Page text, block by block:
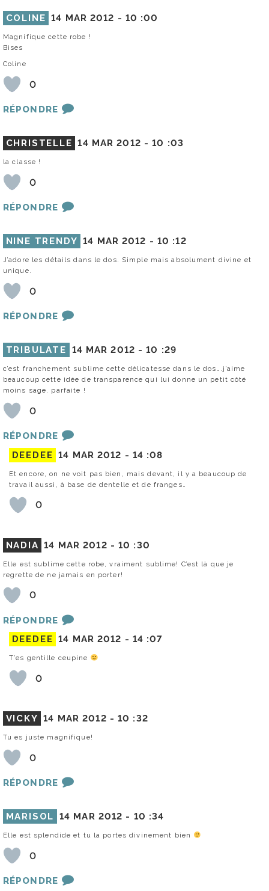
COLINE 14 MAR 2012 - 10 :00
Magnifique cette robe !
Bises
Coline
0
RÉPONDRE
CHRISTELLE 14 MAR 2012 -10 :03
la classe !
0
RÉPONDRE
NINE TRENDY 14 MAR 2012 - 10 :12
J’adore les détails dans le dos. Simple mais absolument divine et
unique.
0
RÉPONDRE
TRIBULATE 14 MAR 2012 -10 :29
c’est franchement sublime cette délicatesse dans le dos….j’aime
beaucoup cette idée de transparence qui lui donne un petit côté
moins sage. parfaite !
0
RÉPONDRE
DEEDEE 14 MAR 2012 - 14 :08
Et encore, on ne voit pas bien, mais devant, il y a beaucoup de
travail aussi, à base de dentelle et de franges…
0
NADIA 14 MAR 2012 -10 :30
Elle est sublime cette robe, vraiment sublime! C’est là que je
regrette de ne jamais en porter!
0
RÉPONDRE
DEEDEE 14 MAR 2012 - 14 :07
T’es gentille ceupine
0
VICKY 14 MAR 2012 -10 :32
Tu es juste magnifique!
0
RÉPONDRE
MARISOL 14 MAR 2012 - 10 :34
Elle est splendide et tu la portes divinement bien
0
RÉPONDRE